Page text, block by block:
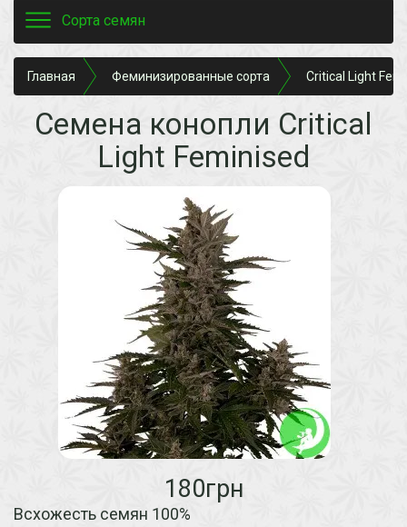
Toggle
navigation
Сорта семян
Главная Феминизированные сорта Critical Light
Семена конопли Critical
Light Feminised
180грн
Всхожесть семян 100%